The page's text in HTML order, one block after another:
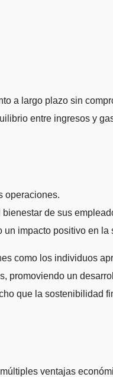
a largo plazo sin
entre ingresos y
operaciones.
de sus
impacto positivo en la
como los individuos
promoviendo un
que la sostenibilidad
ventajas